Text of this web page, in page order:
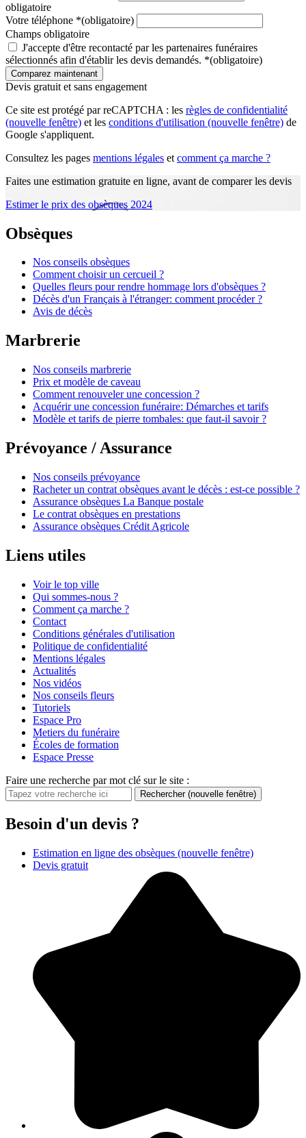
obligatoire
Votre téléphone *(obligatoire)
Champs obligatoire
J'accepte d'être recontacté par les partenaires funéraires
sélectionnés afin d'établir les devis demandés. *(obligatoire)
Devis gratuit et sans engagement
Ce site est protégé par reCAPTCHA : les règles de confidentialité
(nouvelle fenêtre) et les conditions d'utilisation (nouvelle fenêtre) de
Google s'appliquent.
Consultez les pages mentions légales et comment ça marche ?
Faites une estimation gratuite en ligne, avant de comparer les devis
Estimer le prix des obsèques 2024
Obsèques
Nos conseils obsèques
Comment choisir un cercueil ?
Quelles fleurs pour rendre hommage lors d'obsèques ?
Décès d'un Français à l'étranger: comment procéder ?
Avis de décès
Marbrerie
Nos conseils marbrerie
Prix et modèle de caveau
Comment renouveler une concession ?
Acquérir une concession funéraire: Démarches et tarifs
Modèle et tarifs de pierre tombales: que faut-il savoir ?
Prévoyance / Assurance
Nos conseils prévoyance
Racheter un contrat obsèques avant le décès : est-ce possible ?
Assurance obsèques La Banque postale
Le contrat obsèques en prestations
Assurance obsèques Crédit Agricole
Liens utiles
Voir le top ville
Qui sommes-nous ?
Comment ça marche ?
Contact
Conditions générales d'utilisation
Politique de confidentialité
Mentions légales
Actualités
Nos vidéos
Nos conseils fleurs
Tutoriels
Espace Pro
Metiers du funéraire
Écoles de formation
Espace Presse
Faire une recherche par mot clé sur le site :
Rechercher (nouvelle fenêtre)
Besoin d'un devis ?
Estimation en ligne des obsèques (nouvelle fenêtre)
Devis gratuit